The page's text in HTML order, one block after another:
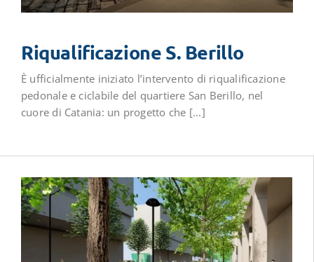
Riqualificazione S. Berillo
È ufficialmente iniziato l’intervento di riqualificazione
pedonale e ciclabile del quartiere San Berillo, nel
cuore di Catania: un progetto che [...]